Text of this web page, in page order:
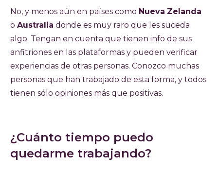
No, y menos aún en países como Nueva Zelanda
o Australia donde es muy raro que les suceda
algo. Tengan en cuenta que tienen info de sus
anfitriones en las plataformas y pueden verificar
experiencias de otras personas. Conozco muchas
personas que han trabajado de esta forma, y todos
tienen sólo opiniones más que positivas.
¿Cuánto tiempo puedo
quedarme trabajando?